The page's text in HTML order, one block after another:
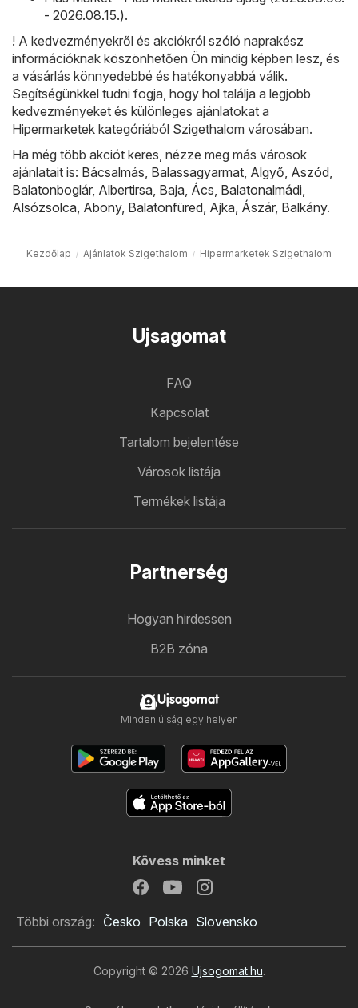
- 2026.08.15.).
! A kedvezményekről és akciókról szóló naprakész
információknak köszönhetően Ön mindig képben lesz, és
a vásárlás könnyedebbé és hatékonyabbá válik.
Segítségünkkel tudni fogja, hogy hol találja a legjobb
kedvezményeket és különleges ajánlatokat a
Hipermarketek kategóriából Szigethalom városában.
Ha még több akciót keres, nézze meg más városok
ajánlatait is: Bácsalmás, Balassagyarmat, Algyő, Aszód,
Balatonboglár, Albertirsa, Baja, Ács, Balatonalmádi,
Alsózsolca, Abony, Balatonfüred, Ajka, Ászár, Balkány.
Kezdőlap Ajánlatok Szigethalom Hipermarketek Szigethalom
Ujsagomat
FAQ
Kapcsolat
Tartalom bejelentése
Városok listája
Termékek listája
Partnerség
Hogyan hirdessen
B2B zóna
Ujsagomat
Minden újság egy helyen
Kövess minket
Többi ország: Česko Polska Slovensko
Copyright © 2026 Ujsogomat.hu.